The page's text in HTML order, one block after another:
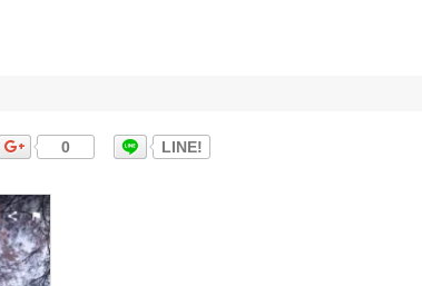
0 LINE!